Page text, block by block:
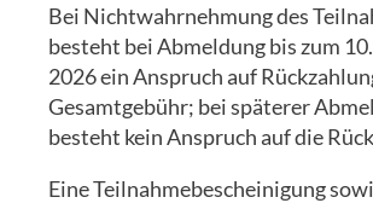
Bei Nichtwahrnehmung des
besteht bei Abmeldung bis zum
2026 ein Anspruch auf
Gesamtgebühr; bei späterer
besteht kein Anspruch auf die
Eine Teilnahmebescheinigung